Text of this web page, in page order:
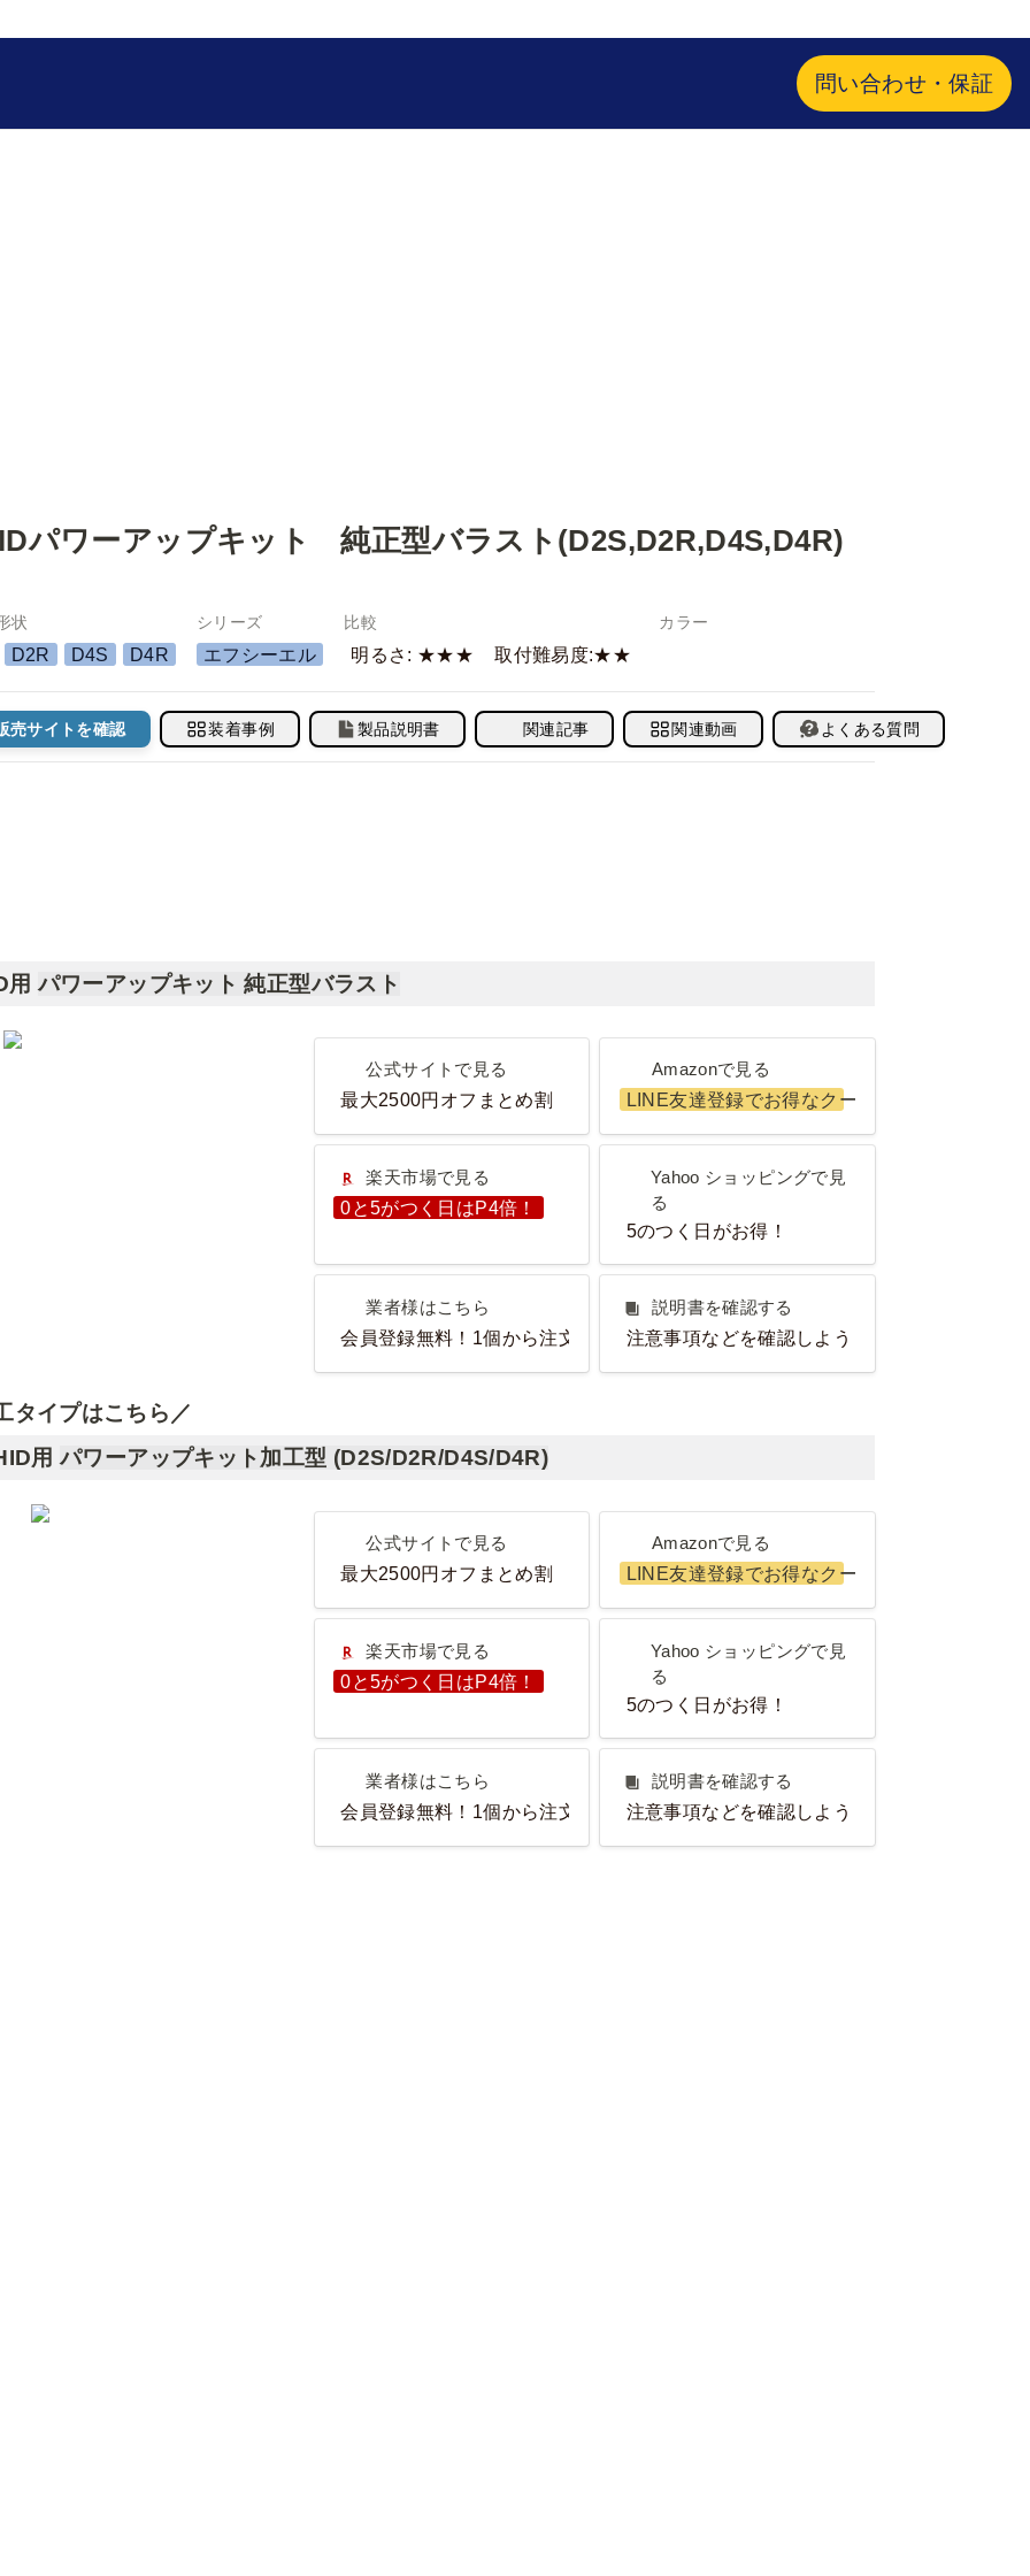
問い合わせ・保証
パワーアップキット　純正型バラスト(D2S,D2R,D4S,D4R)
状
D2R D4S D4R
シリーズ
エフシーエル
比較
明るさ: ★★★ 取付難易度:★★
カラー
売サイトを確認 装着事例 製品説明書 関連記事 関連動画 よくある質問
用パワーアップキット 純正型バラスト
公式サイトで見る
公式サイトで見る
最大2500円オフまとめ割
Amazonで見る
Amazonで見る
LINE友達登録でお得なクーポンGET！
楽天市場で見る
楽天市場で見る
0と5がつく日はP4倍！
Yahoo ショッピングで見る
Yahoo ショッピングで見
る
5のつく日がお得！
業者様はこちら
業者様はこちら
会員登録無料！1個から注文OK！
説明書を確認する
説明書を確認する
注意事項などを確認しよう！
タイプはこちら／
用パワーアップキット加工型 (D2S/D2R/D4S/D4R)
公式サイトで見る
公式サイトで見る
最大2500円オフまとめ割
Amazonで見る
Amazonで見る
LINE友達登録でお得なクーポンGET！
楽天市場で見る
楽天市場で見る
0と5がつく日はP4倍！
Yahoo ショッピングで見る
Yahoo ショッピングで見
る
5のつく日がお得！
業者様はこちら
業者様はこちら
会員登録無料！1個から注文OK！
説明書を確認する
説明書を確認する
注意事項などを確認しよう！